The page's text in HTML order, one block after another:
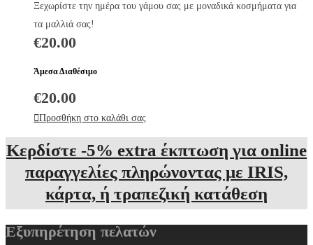
Ξεχωρίστε την ημέρα του γάμου σας με μοναδικά κοσμήματα για
τα μαλλιά σας!
€20.00
Άμεσα Διαθέσιμο
€20.00
Προσθήκη στο καλάθι σας
Κερδίστε -5% extra έκπτωση για online
παραγγελίες πληρώνοντας με IRIS,
κάρτα, ή τραπεζική κατάθεση
Εξυπηρέτηση πελατών